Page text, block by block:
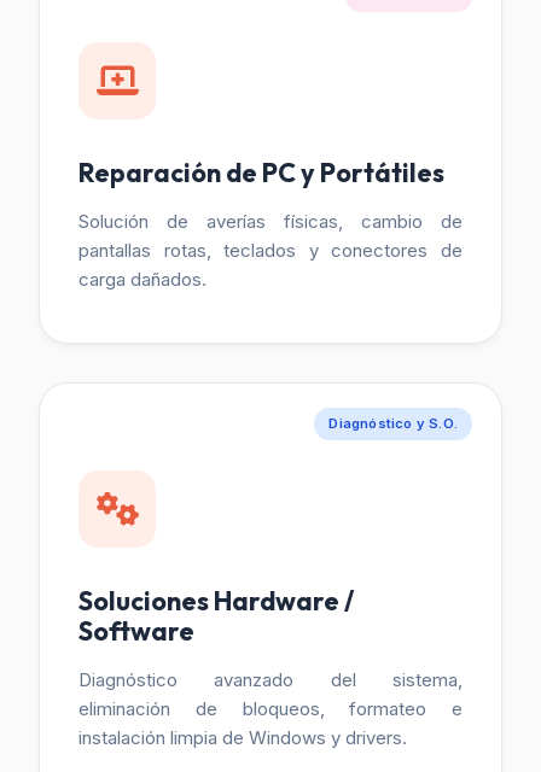
Reparación de PC y Portátiles
Solución de averías físicas, cambio de
pantallas rotas, teclados y conectores de
carga dañados.
Diagnóstico y S.O.
Soluciones Hardware /
Software
Diagnóstico avanzado del sistema,
eliminación de bloqueos, formateo e
instalación limpia de Windows y drivers.